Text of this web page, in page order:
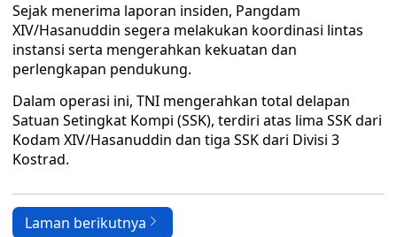
Sejak menerima laporan insiden, Pangdam
XIV/Hasanuddin segera melakukan koordinasi lintas
instansi serta mengerahkan kekuatan dan
perlengkapan pendukung.
Dalam operasi ini, TNI mengerahkan total delapan
Satuan Setingkat Kompi (SSK), terdiri atas lima SSK dari
Kodam XIV/Hasanuddin dan tiga SSK dari Divisi 3
Kostrad.
Laman berikutnya